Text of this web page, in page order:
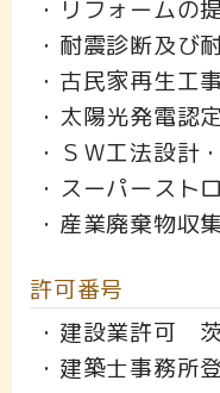
・リフォームの
・耐震診断及び
・古民家再生工事
・太陽光発電認
・ＳＷ工法設計
・スーパースト
・産業廃棄物収
許可番号
・建設業許可
・建築士事務